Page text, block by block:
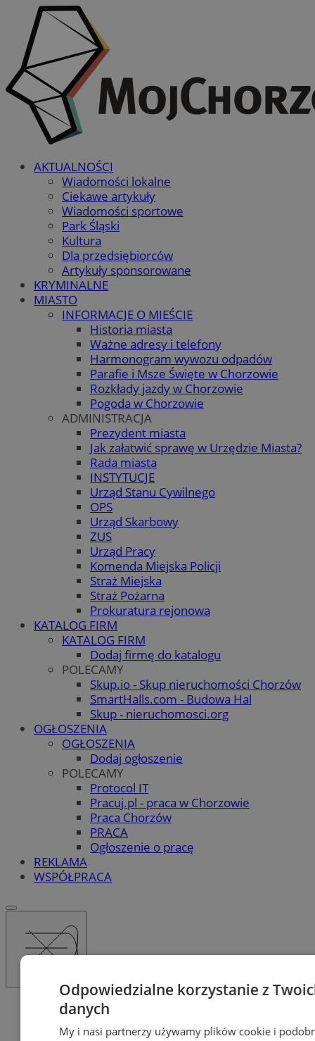
AKTUALNOŚCI
Wiadomości lokalne
Ciekawe artykuły
Wiadomości sportowe
Park Śląski
Kultura
Dla przedsiębiorców
Artykuły sponsorowane
KRYMINALNE
MIASTO
INFORMACJE O MIEŚCIE
Historia miasta
Ważne adresy i telefony
Harmonogram wywozu odpadów
Parafie i Msze Święte w Chorzowie
Rozkłady jazdy w Chorzowie
Pogoda w Chorzowie
ADMINISTRACJA
Prezydent miasta
Jak załatwić sprawę w Urzędzie Miasta?
Rada miasta
INSTYTUCJE
Urząd Stanu Cywilnego
OPS
Urząd Skarbowy
ZUS
Urząd Pracy
Komenda Miejska Policji
Straż Miejska
Straż Pożarna
Prokuratura rejonowa
KATALOG FIRM
KATALOG FIRM
Dodaj firmę do katalogu
POLECAMY
Skup.io - Skup nieruchomości Chorzów
SmartHalls.com - Budowa Hal
Skup - nieruchomosci.org
OGŁOSZENIA
OGŁOSZENIA
Dodaj ogłoszenie
POLECAMY
Protocol IT
Pracuj.pl - praca w Chorzowie
Praca Chorzów
PRACA
Ogłoszenie o pracę
REKLAMA
WSPÓŁPRACA
Katalog firm
Moda, Uroda
Dewocjonalia, akcesoria komunijne
Odpowiedzialne korzystanie z
danych
My i nasi partnerzy używamy plików cookie i